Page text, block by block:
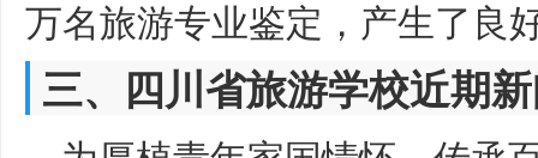
万名旅游专业鉴定，产生了良
三、四川省旅游学校近期